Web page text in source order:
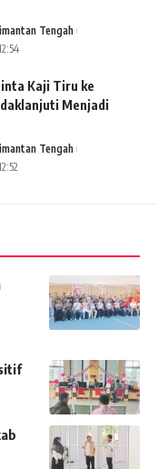
Tengah
Kaji Tiru ke
Menjadi
Tengah